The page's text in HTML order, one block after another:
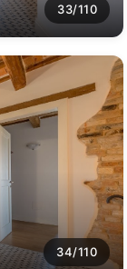
33/110
34/110